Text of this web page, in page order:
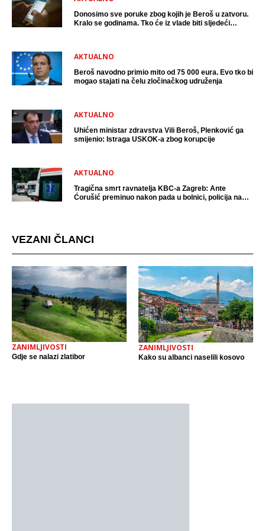
Donosimo sve poruke zbog kojih je Beroš u zatvoru.
Kralo se godinama. Tko će iz vlade biti sljedeći
AKTUALNO
Beroš navodno primio mito od 75 000 eura. Evo tko bi
mogao stajati na čelu zločinačkog udruženja
AKTUALNO
Uhićen ministar zdravstva Vili Beroš, Plenković ga
smijenio: Istraga USKOK-a zbog korupcije
AKTUALNO
Tragična smrt ravnatelja KBC-a Zagreb: Ante
Ćorušić preminuo nakon pada u bolnici, policija na
VEZANI ČLANCI
ZANIMLJIVOSTI
Gdje se nalazi zlatibor
ZANIMLJIVOSTI
Kako su albanci naselili kosovo